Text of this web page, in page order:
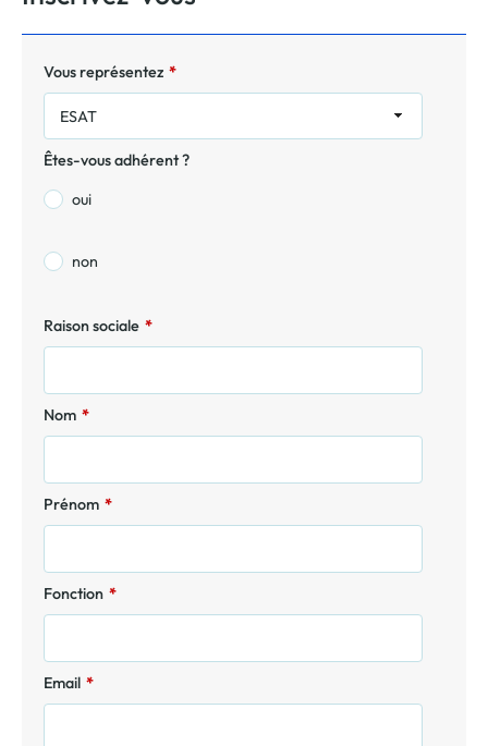
Vous représentez *
ESAT
Êtes-vous adhérent ?
oui
non
Raison sociale *
Nom *
Prénom *
Fonction *
Email *